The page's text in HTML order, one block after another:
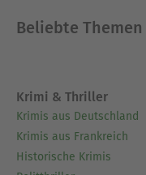
Beliebte Themen
Krimi & Thriller
Krimis aus Deutschland
Krimis aus Frankreich
Historische Krimis